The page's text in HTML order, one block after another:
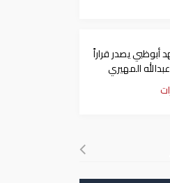
أبوظبي يصدر قراراً
المهيري
للتراث"